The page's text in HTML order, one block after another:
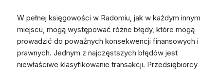
W pełnej księgowości w Radomiu, jak w każdym innym
miejscu, mogą występować różne błędy, które mogą
prowadzić do poważnych konsekwencji finansowych i
prawnych. Jednym z najczęstszych błędów jest
niewłaściwe klasyfikowanie transakcji. Przedsiębiorcy